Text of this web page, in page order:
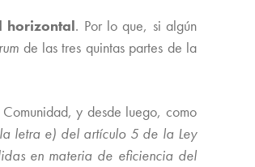
horizontal. Por lo que, si algún
de las tres quintas partes de la
y desde luego, como
letra e) del artículo 5 de la Ley
en materia de eficiencia del